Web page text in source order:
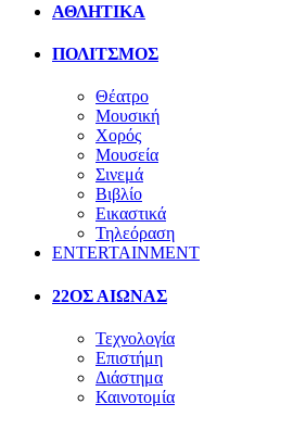
ΑΘΛΗΤΙΚΑ
ΠΟΛΙΤΣΜΟΣ
Θέατρο
Μουσική
Χορός
Μουσεία
Σινεμά
Βιβλίο
Εικαστικά
Τηλεόραση
ENTERTAINMENT
22ΟΣ ΑΙΩΝΑΣ
Τεχνολογία
Επιστήμη
Διάστημα
Καινοτομία